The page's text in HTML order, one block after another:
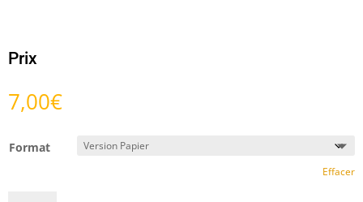
Prix
7,00€
Format
Effacer